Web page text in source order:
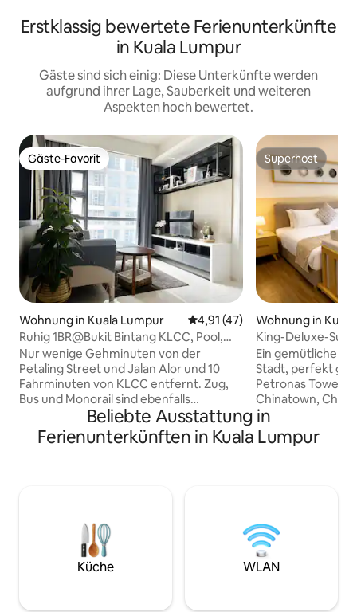
Erstklassig bewertete Ferienunterkünfte
in Kuala Lumpur
Gäste sind sich einig: Diese Unterkünfte werden
aufgrund ihrer Lage, Sauberkeit und weiteren
Aspekten hoch bewertet.
Gäste-Favorit
Gäste-Favorit
Wohnung in Kuala Lumpur Durchschnittliche Bewertung:
4,91 (47)
Ruhig 1BR@Bukit Bintang KLCC, Pool,
KOSTENLOSES Netflix
Nur wenige Gehminuten von der
Petaling Street und Jalan Alor und 10
Fahrminuten von KLCC entfernt. Zug,
Bus und Monorail sind ebenfalls
Stunden-Check-in, Lobby und
Sicherheitssystem sind für die Nutzung
Trockner ausgestattet. Riesiger Pool, voll
ausgestatteter Fitnessraum, Whirlpool
auf dem Dach mit Blick auf die Skyline
Superhost
Superhost
Wohnung in
King-Deluxe-
118, fußläufig zur
Ein gemütlicher
Stadt, perfekt
Petronas Towers,
Chinatown,
Tower. Dieses
größten in
über eine voll
Restaurant direkt
Fitnessstudio,
entspannende
Stadt. Es ist
Beliebte Ausstattung in
Ferienunterkünften in Kuala Lumpur
Küche WLAN